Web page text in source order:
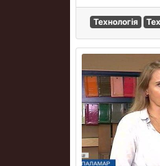
Технологія